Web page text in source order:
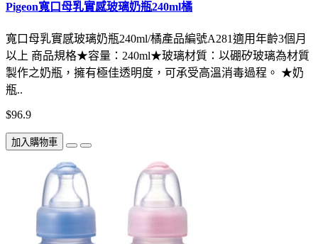
Pigeon寬口母乳實感玻璃奶瓶240ml橘
寬口母乳實感玻璃奶瓶240ml/橘產品編號A281適用年齡3個月
以上 商品規格★容量：240ml★玻璃材質：以硼矽玻璃為材質
製作之奶瓶，擁有極佳透明度，可承受高溫消毒過程。 ★奶
瓶..
$96.9
加入購物車